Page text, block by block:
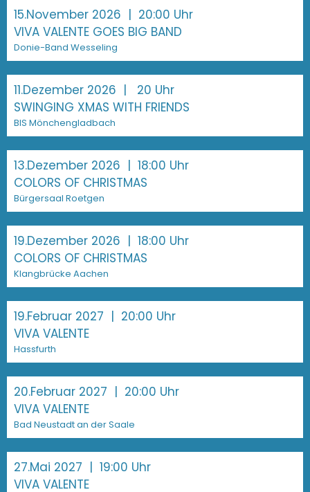
15.November 2026 | 20:00 Uhr
VIVA VALENTE GOES BIG BAND
Donie-Band Wesseling
11.Dezember 2026 | 20 Uhr
SWINGING XMAS WITH FRIENDS
BIS Mönchengladbach
13.Dezember 2026 | 18:00 Uhr
COLORS OF CHRISTMAS
Bürgersaal Roetgen
19.Dezember 2026 | 18:00 Uhr
COLORS OF CHRISTMAS
Klangbrücke Aachen
19.Februar 2027 | 20:00 Uhr
VIVA VALENTE
Hassfurth
20.Februar 2027 | 20:00 Uhr
VIVA VALENTE
Bad Neustadt an der Saale
27.Mai 2027 | 19:00 Uhr
VIVA VALENTE